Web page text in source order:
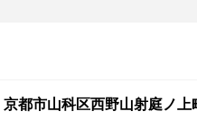
都市山科区西野山射庭ノ上